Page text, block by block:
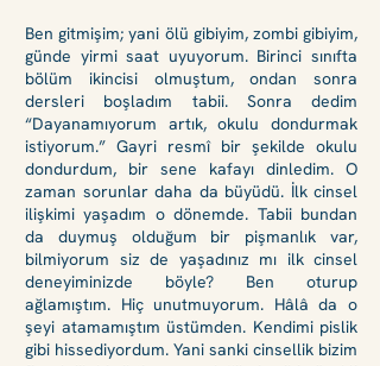
Ben gitmişim; yani ölü gibiyim, zombi gibiyim,
günde yirmi saat uyuyorum. Birinci sınıfta
bölüm ikincisi olmuştum, ondan sonra
dersleri boşladım tabii. Sonra dedim
“Dayanamıyorum artık, okulu dondurmak
istiyorum.” Gayri resmî bir şekilde okulu
dondurdum, bir sene kafayı dinledim. O
zaman sorunlar daha da büyüdü. İlk cinsel
ilişkimi yaşadım o dönemde. Tabii bundan
da duymuş olduğum bir pişmanlık var,
bilmiyorum siz de yaşadınız mı ilk cinsel
deneyiminizde böyle? Ben oturup
ağlamıştım. Hiç unutmuyorum. Hâlâ da o
şeyi atamamıştım üstümden. Kendimi pislik
gibi hissediyordum. Yani sanki cinsellik bizim